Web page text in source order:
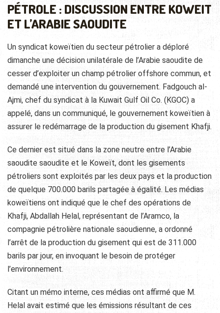
PÉTROLE : DISCUSSION ENTRE KOWEIT
ET L’ARABIE SAOUDITE
Un syndicat koweïtien du secteur pétrolier a déploré
dimanche une décision unilatérale de l’Arabie saoudite de
cesser d’exploiter un champ pétrolier offshore commun, et
demandé une intervention du gouvernement. Fadgouch al-
Ajmi, chef du syndicat à la Kuwait Gulf Oil Co. (KGOC) a
appelé, dans un communiqué, le gouvernement koweïtien à
assurer le redémarrage de la production du gisement Khafji.
Ce dernier est situé dans la zone neutre entre l’Arabie
saoudite saoudite et le Koweït, dont les gisements
pétroliers sont exploités par les deux pays et la production
de quelque 700.000 barils partagée à égalité. Les médias
koweïtiens ont indiqué que le chef des opérations de
Khafji, Abdallah Helal, représentant de l’Aramco, la
compagnie pétrolière nationale saoudienne, a ordonné
l’arrêt de la production du gisement qui est de 311.000
barils par jour, en invoquant le besoin de protéger
l’environnement.
Citant un mémo interne, ces médias ont affirmé que M.
Helal avait estimé que les émissions résultant de ces